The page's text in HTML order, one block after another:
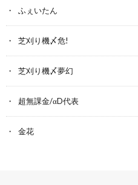
ふぇいたん
芝刈り機〆危!
芝刈り機〆夢幻
超無課金/αD代表
金花